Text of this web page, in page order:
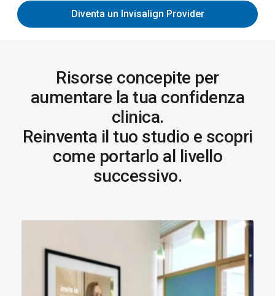
Diventa un Invisalign Provider
Risorse concepite per
aumentare la tua confidenza
clinica.
Reinventa il tuo studio e scopri
come portarlo al livello
successivo.